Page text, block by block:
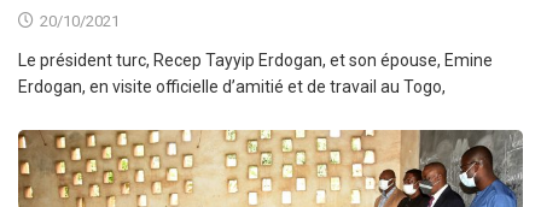
20/10/2021
Le président turc, Recep Tayyip Erdogan, et son épouse, Emine
Erdogan, en visite officielle d’amitié et de travail au Togo,